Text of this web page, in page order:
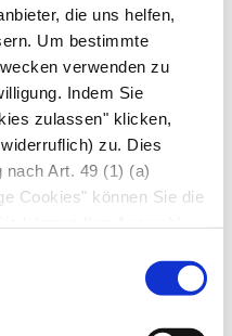
die uns helfen,
Um bestimmte
verwenden zu
Indem Sie
zulassen" klicken,
zu. Dies
Art. 49 (1) (a)
Cookies" können Sie die
eine gelbliche
gesteigerten
der gelbliche
Zusätzlich
.
Anämien.Am
Anämien
dann bereits im
verschiedene
wie den